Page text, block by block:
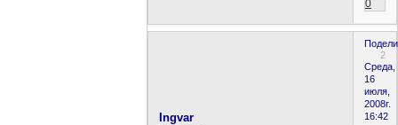
0
2
Среда,
16
июля,
2008г.
16:42
Ingvar